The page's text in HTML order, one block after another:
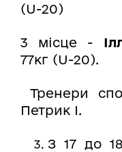
(U-20)
3 місце -
77кг (U-20).
Тренери
Петрик І.
З 17 до